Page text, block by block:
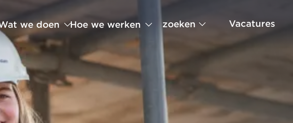
Vacatures
zoeken
we doen Hoe we werken